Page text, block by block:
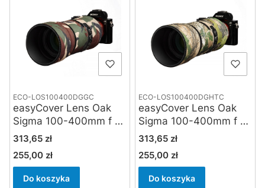
ECO-LOS100400DGGC
easyCover Lens Oak
Sigma 100-400mm f 5-
6.3 Contemporary DG
DN OS do Sony FE,
Panasonic L-mount,
green camoflage
Cena
313,65 zł
Cena
255,00 zł
Do koszyka
ECO-LOS100400DGHTC
easyCover Lens Oak
Sigma 100-400mm f 5-
6.3 Contemporary DG
DN OS do Sony FE,
Panasonic L-mount,
True Timber HTC
Cena
313,65 zł
Cena
255,00 zł
Do koszyka